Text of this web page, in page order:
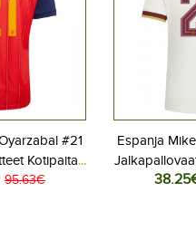
#21
Kotipaita
95.63€
Espanja
MM-kisat